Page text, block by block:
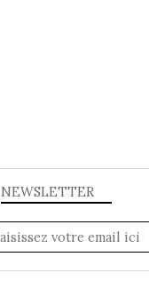
NEWSLETTER